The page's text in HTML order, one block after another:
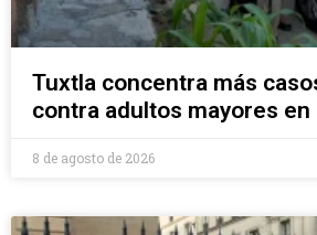
Tuxtla concentra más
contra adultos mayores en
8 de agosto de 2026